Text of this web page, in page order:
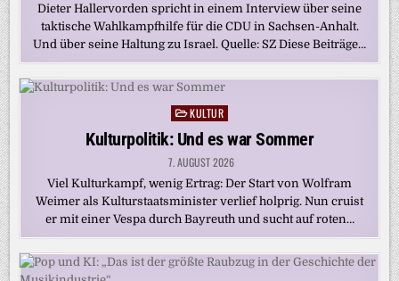
Dieter Hallervorden spricht in einem Interview über seine
taktische Wahlkampfhilfe für die CDU in Sachsen-Anhalt.
Und über seine Haltung zu Israel. Quelle: SZ Diese Beiträge…
Posted
in
KULTUR
Kulturpolitik: Und es war Sommer
7. AUGUST 2026
Viel Kulturkampf, wenig Ertrag: Der Start von Wolfram
Weimer als Kulturstaatsminister verlief holprig. Nun cruist
er mit einer Vespa durch Bayreuth und sucht auf roten…